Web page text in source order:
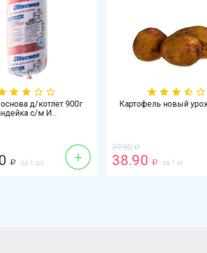
д/котлет 900г
с/м И...
Р за 1 шт +
Картофель новый
39.90 Р
38.90 Р за 1 кг